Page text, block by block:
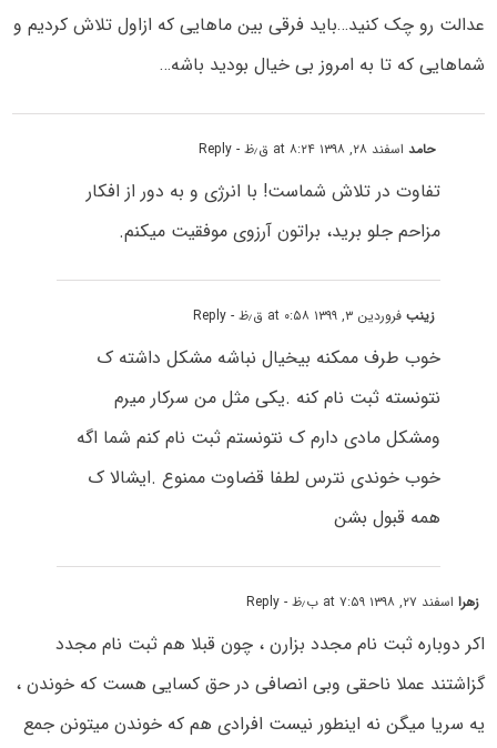
عدالت رو چک کنید…باید فرقی بین ماهایی که ازاول تلاش کردیم و
شماهایی که تا به امروز بی خیال بودید باشه…
حامداسفند ۲۸, ۱۳۹۸ at ۸:۲۴ ق٫ظ - Reply
تفاوت در تلاش شماست! با انرژی و به دور از افکار
مزاحم جلو برید، براتون آرزوی موفقیت میکنم.
زینبفروردین ۳, ۱۳۹۹ at ۰:۵۸ ق٫ظ - Reply
خوب طرف ممکنه بیخیال نباشه مشکل داشته ک
نتونسته ثبت نام کنه .یکی مثل من سرکار میرم
ومشکل مادی دارم ک نتونستم ثبت نام کنم شما اگه
خوب خوندی نترس لطفا قضاوت ممنوع .ایشالا ک
همه قبول بشن
زهرااسفند ۲۷, ۱۳۹۸ at ۷:۵۹ ب٫ظ - Reply
اکر دوباره ثبت نام مجدد بزارن ، چون قبلا هم ثبت نام مجدد
گزاشتند عملا ناحقی وبی انصافی در حق کسایی هست که خوندن ،
یه سریا میگن نه اینطور نیست افرادی هم که خوندن میتونن جمع